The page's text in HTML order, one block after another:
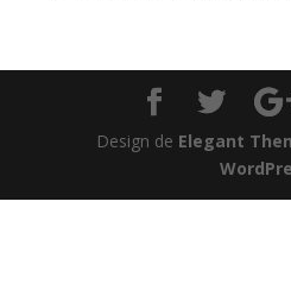
Design de Elegant